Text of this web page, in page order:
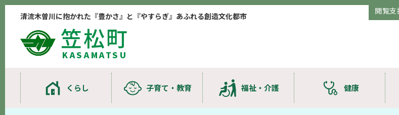
清流木曽川に抱かれた『豊かさ』と『やすらぎ』あふれる創造文化都市
笠松町
KASAMATSU
閲覧
くらし 子育て・教育 福祉・介護 健康